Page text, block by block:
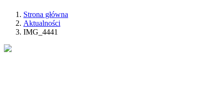
Strona główna
Aktualności
IMG_4441